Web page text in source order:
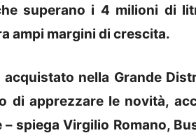
superano i 4 milioni di
ampi margini di crescita.
acquistato nella Grande
di apprezzare le novità,
spiega Virgilio Romano,